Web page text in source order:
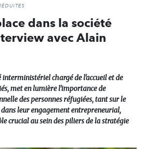
l'engagement
dans la société
avec Alain
interministériel chargé de l'accueil et de
met en lumière l'importance de
des personnes réfugiées, tant sur le
leur engagement entrepreneurial,
crucial au sein des piliers de la stratégie